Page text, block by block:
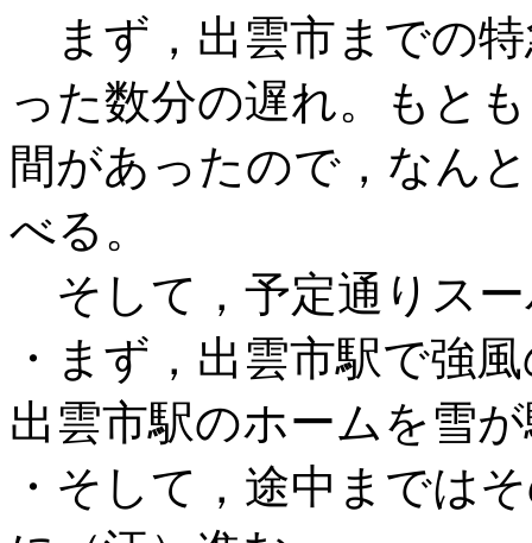
まず，出雲市までの
った数分の遅れ。もと
間があったので，なん
べる。
そして，予定通りス
・まず，出雲市駅で強
出雲市駅のホームを雪
・そして，途中までは